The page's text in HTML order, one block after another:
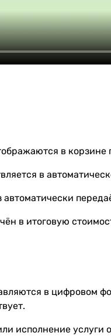
в корзине
в
в итоговую
в цифровом
исполнение услуги